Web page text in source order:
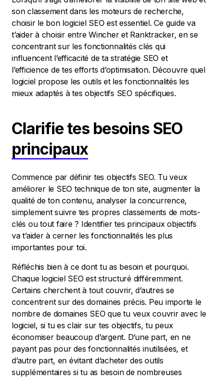
son classement dans les moteurs de recherche,
choisir le bon logiciel SEO est essentiel. Ce guide va
t’aider à choisir entre Wincher et Ranktracker, en se
concentrant sur les fonctionnalités clés qui
influencent l’efficacité de ta stratégie SEO et
l’efficience de tes efforts d’optimisation. Découvre quel
logiciel propose les outils et les fonctionnalités les
mieux adaptés à tes objectifs SEO spécifiques.
Clarifie tes besoins SEO
principaux
Commence par définir tes objectifs SEO. Tu veux
améliorer le SEO technique de ton site, augmenter la
qualité de ton contenu, analyser la concurrence,
simplement suivre tes propres classements de mots-
clés ou tout faire ? Identifier tes principaux objectifs
va t’aider à cerner les fonctionnalités les plus
importantes pour toi.
Réfléchis bien à ce dont tu as besoin et pourquoi.
Chaque logiciel SEO est structuré différemment.
Certains cherchent à tout couvrir, d’autres se
concentrent sur des domaines précis. Peu importe le
nombre de domaines SEO que tu veux couvrir avec le
logiciel, si tu es clair sur tes objectifs, tu peux
économiser beaucoup d’argent. D’une part, en ne
payant pas pour des fonctionnalités inutilisées, et
d’autre part, en évitant d’acheter des outils
supplémentaires si tu as besoin de nombreuses